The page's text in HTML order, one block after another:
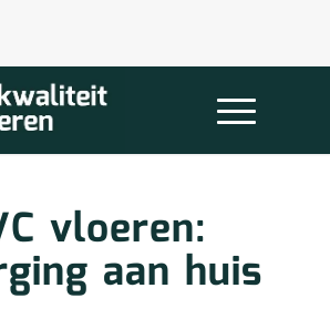
vloeren:
aan huis